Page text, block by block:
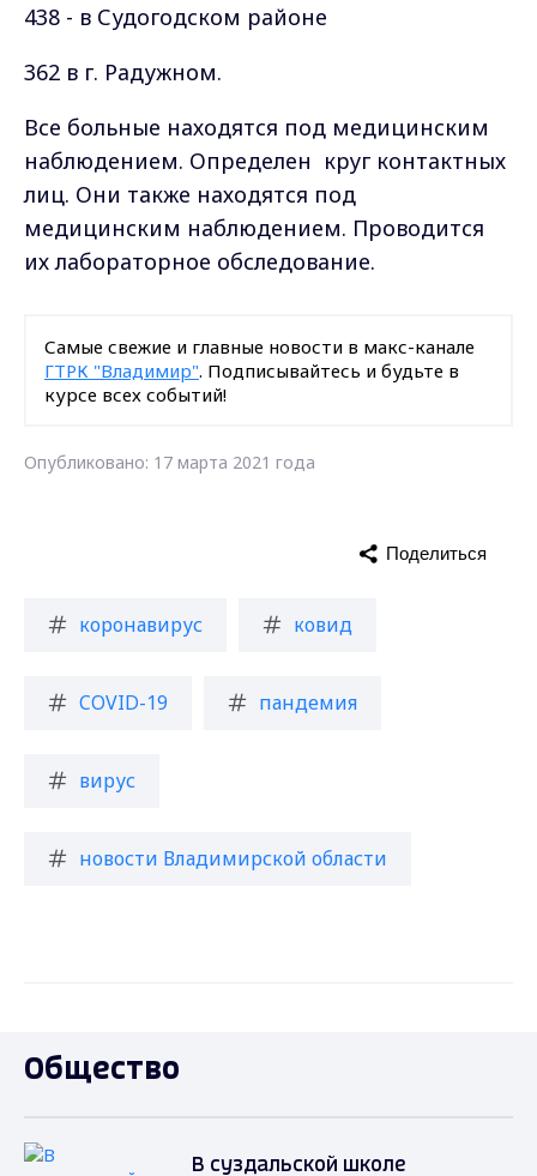
438 - в Судогодском районе
362 в г. Радужном.
Все больные находятся под медицинским
наблюдением. Определен круг контактных
лиц. Они также находятся под
медицинским наблюдением. Проводится
их лабораторное обследование.
Самые свежие и главные новости в макс-канале
ГТРК "Владимир". Подписывайтесь и будьте в
курсе всех событий!
Опубликовано: 17 марта 2021 года
коронавирус ковид
COVID-19 пандемия
вирус
новости Владимирской области
Поделиться
Общество
В суздальской школе